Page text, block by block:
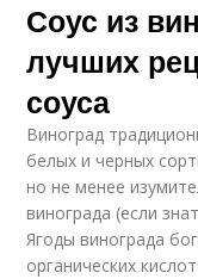
Соус из
лучших
соуса
Виноград
белых и черных
но не менее
винограда (если
Ягоды винограда
органических